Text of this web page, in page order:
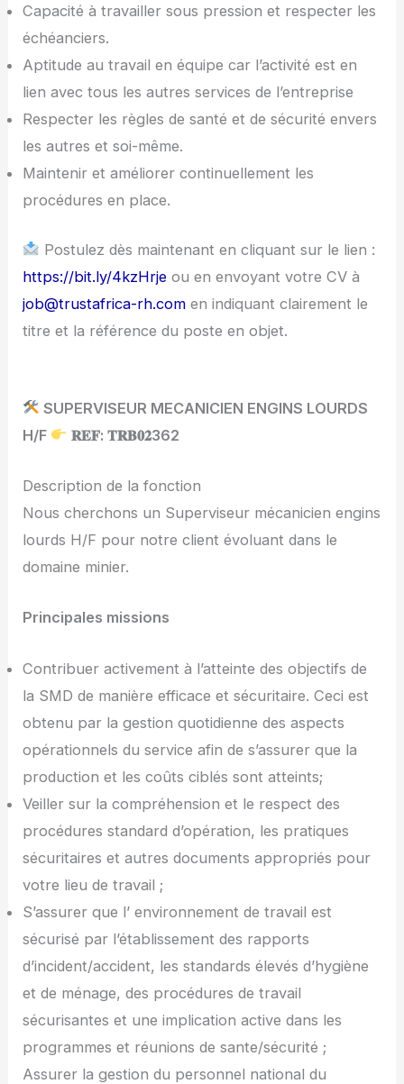
Capacité à travailler sous pression et respecter les
échéanciers.
Aptitude au travail en équipe car l’activité est en
lien avec tous les autres services de l’entreprise
Respecter les règles de santé et de sécurité envers
les autres et soi-même.
Maintenir et améliorer continuellement les
procédures en place.
Postulez dès maintenant en cliquant sur le lien :
https://bit.ly/4kzHrje ou en envoyant votre CV à
job@trustafrica-rh.com en indiquant clairement le
titre et la référence du poste en objet.
SUPERVISEUR MECANICIEN ENGINS LOURDS
H/F
𝐑𝐄𝐅: 𝐓𝐑𝐁𝟎𝟐362
Description de la fonction
Nous cherchons un Superviseur mécanicien engins
lourds H/F pour notre client évoluant dans le
domaine minier.
Principales missions
Contribuer activement à l’atteinte des objectifs de
la SMD de manière efficace et sécuritaire. Ceci est
obtenu par la gestion quotidienne des aspects
opérationnels du service afin de s’assurer que la
production et les coûts ciblés sont atteints;
Veiller sur la compréhension et le respect des
procédures standard d’opération, les pratiques
sécuritaires et autres documents appropriés pour
votre lieu de travail ;
S’assurer que l’ environnement de travail est
sécurisé par l’établissement des rapports
d’incident/accident, les standards élevés d’hygiène
et de ménage, des procédures de travail
sécurisantes et une implication active dans les
programmes et réunions de sante/sécurité ;
Assurer la gestion du personnel national du